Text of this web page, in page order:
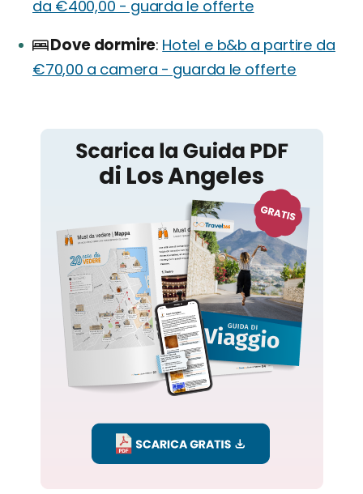
da €400,00 - guarda le offerte
Dove dormire Hotel e b&b a partire da
€70,00 a camera - guarda le offerte
Los Angeles